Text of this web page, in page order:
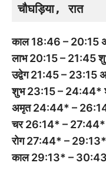
चौघड़िया, रात
काल 18:46 – 20:15
लाभ 20:15 – 21:45
उद्वेग 21:45 – 23:15
शुभ 23:15 – 24:44*
अमृत 24:44* –
चर 26:14* –
रोग 27:44* –
काल 29:13* –